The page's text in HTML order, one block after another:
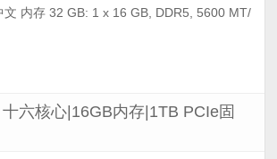
内存 32 GB: 1 x 16 GB, DDR5, 5600 MT/
六核心|16GB内存|1TB PCIe固